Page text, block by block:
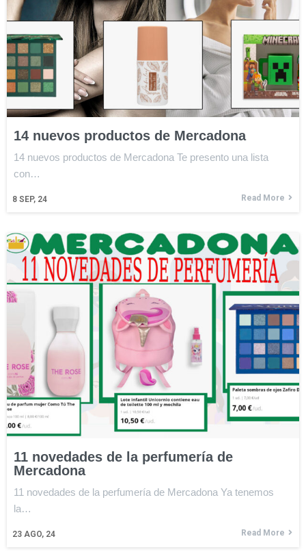
14 nuevos productos de Mercadona
8 SEP, 24
14 nuevos productos de Mercadona Te presento una lista
con…
Read More
11 novedades de la perfumería de
Mercadona
23 AGO, 24
11 novedades de la perfumería de Mercadona Ya tenemos
la…
Read More